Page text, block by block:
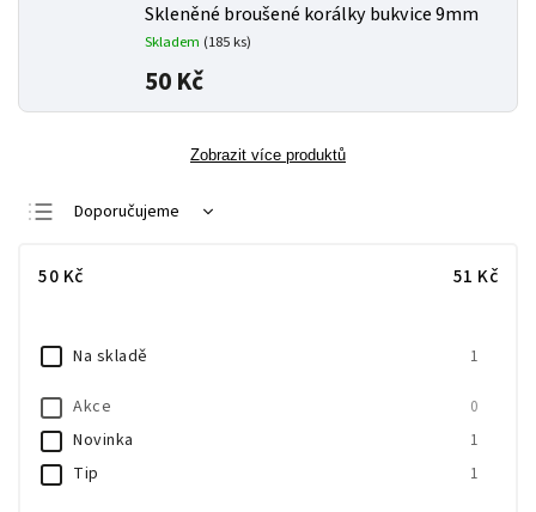
Skleněné broušené korálky bukvice 9mm
Skladem (185 ks)
50 Kč
Zobrazit více produktů
Doporučujeme
Nejdražší
Abecedně
50 Kč 51 Kč
Na skladě 1
Akce 0
Novinka 1
Tip 1